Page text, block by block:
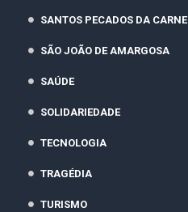
SANTOS PECADOS DA CARNE
SÃO JOÃO DE AMARGOSA
SAÚDE
SOLIDARIEDADE
TECNOLOGIA
TRAGÉDIA
TURISMO